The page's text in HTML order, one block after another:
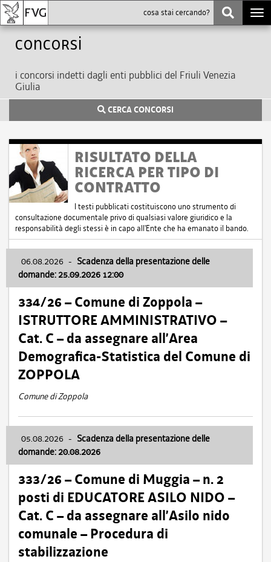
Concorsi
i concorsi indetti dagli enti pubblici del Friuli Venezia
Giulia
CERCA CONCORSI
RISULTATO DELLA
RICERCA PER TIPO DI
CONTRATTO
I testi pubblicati costituiscono uno strumento di
consultazione documentale privo di qualsiasi valore giuridico e la
responsabilità degli stessi è in capo all'Ente che ha emanato il bando.
06.08.2026 - Scadenza della presentazione delle
domande: 25.09.2026 12:00
334/26 – Comune di Zoppola –
ISTRUTTORE AMMINISTRATIVO –
Cat. C – da assegnare all’Area
Demografica-Statistica del Comune di
ZOPPOLA
Comune di Zoppola
05.08.2026 - Scadenza della presentazione delle
domande: 20.08.2026
333/26 – Comune di Muggia – n. 2
posti di EDUCATORE ASILO NIDO –
Cat. C – da assegnare all’Asilo nido
comunale – Procedura di
stabilizzazione